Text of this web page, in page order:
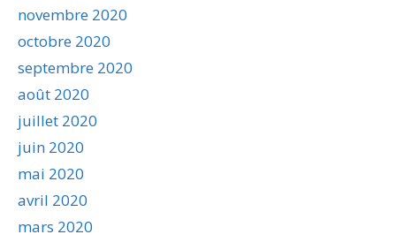
novembre 2020
octobre 2020
septembre 2020
août 2020
juillet 2020
juin 2020
mai 2020
avril 2020
mars 2020